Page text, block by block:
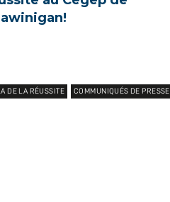
DE LA RÉUSSITE COMMUNIQUÉS DE PRESSE